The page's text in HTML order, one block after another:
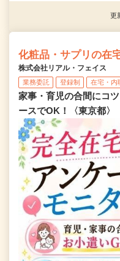
更
化粧品・サプリの在
株式会社リアル・フェイス
業務委託 登録制 在宅・内
家事・育児の合間にコ
ースでOK！〈東京都〉